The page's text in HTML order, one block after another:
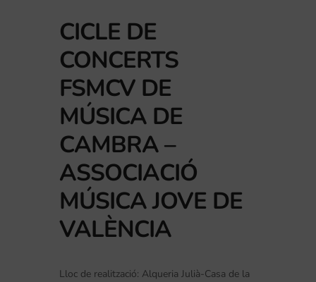
CICLE DE
CONCERTS
FSMCV DE
MÚSICA DE
CAMBRA –
ASSOCIACIÓ
MÚSICA JOVE DE
VALÈNCIA
Lloc de realització: Alqueria Julià-Casa de la